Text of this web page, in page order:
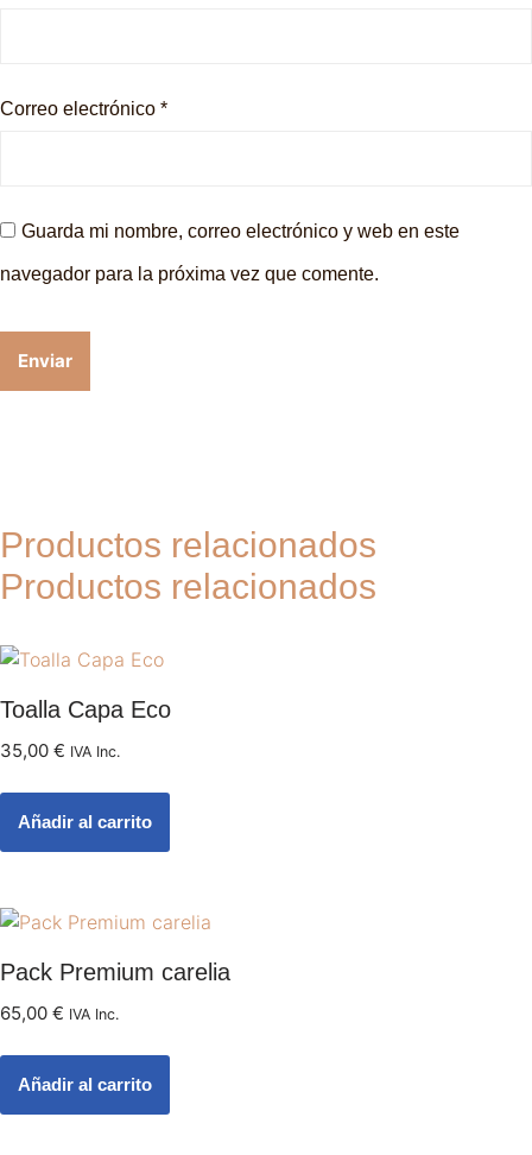
Correo electrónico *
Guarda mi nombre, correo electrónico y web en este
navegador para la próxima vez que comente.
Productos relacionados
Productos relacionados
Toalla Capa Eco
35,00 € IVA Inc.
Añadir al carrito
Pack Premium carelia
65,00 € IVA Inc.
Añadir al carrito